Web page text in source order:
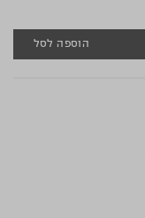
הוספה לסל